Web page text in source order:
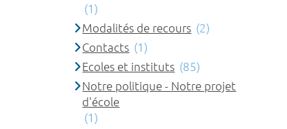
(1)
Modalités de recours (2)
Contacts (1)
Ecoles et instituts (85)
Notre politique - Notre projet
d'école
(1)